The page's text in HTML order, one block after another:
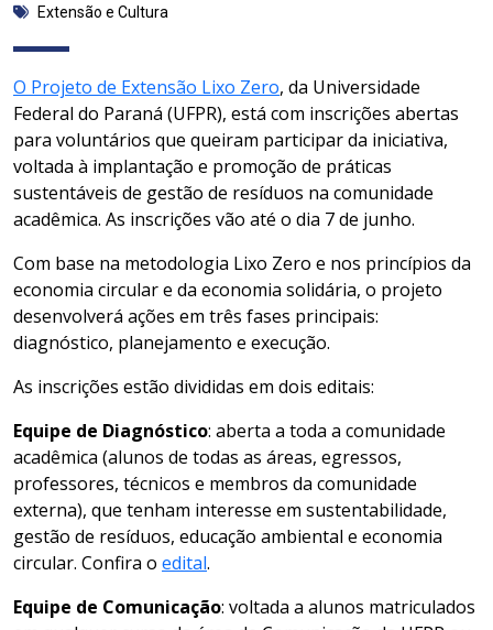
Extensão e Cultura
O Projeto de Extensão Lixo Zero, da Universidade
Federal do Paraná (UFPR), está com inscrições abertas
para voluntários que queiram participar da iniciativa,
voltada à implantação e promoção de práticas
sustentáveis de gestão de resíduos na comunidade
acadêmica. As inscrições vão até o dia 7 de junho.
Com base na metodologia Lixo Zero e nos princípios da
economia circular e da economia solidária, o projeto
desenvolverá ações em três fases principais:
diagnóstico, planejamento e execução.
As inscrições estão divididas em dois editais:
Equipe de Diagnóstico: aberta a toda a comunidade
acadêmica (alunos de todas as áreas, egressos,
professores, técnicos e membros da comunidade
externa), que tenham interesse em sustentabilidade,
gestão de resíduos, educação ambiental e economia
circular. Confira o edital.
Equipe de Comunicação: voltada a alunos matriculados